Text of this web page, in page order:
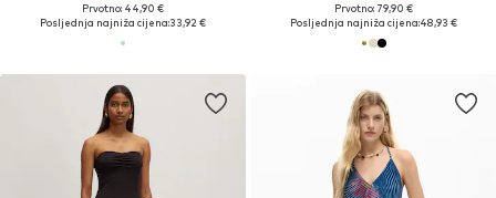
Prvotno: 44,90 €
Posljednja najniža cijena:33,92 €
Prvotno: 79,90 €
Posljednja najniža cijena:48,93 €